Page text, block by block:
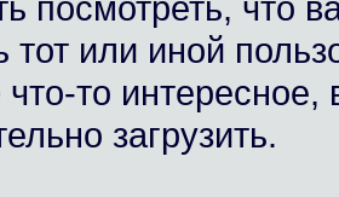
тот или иной
то интересное,
загрузить.